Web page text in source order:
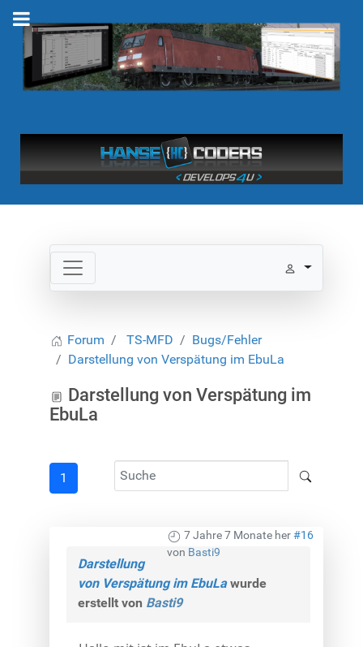
Forum TS-MFD
Bugs/Fehler
Darstellung von Verspätung im EbuLa
Darstellung von Verspätung im
EbuLa
1
7 Jahre 7 Monate her#16
von Basti9
Darstellung
von Verspätung im EbuLawurde
erstellt von Basti9